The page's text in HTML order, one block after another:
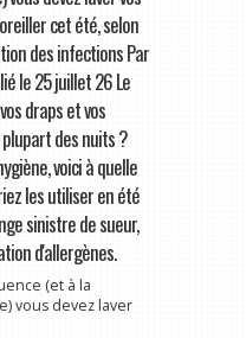
cet été, selon
des infections Par
le 25 juillet 26 Le
draps et vos
des nuits ?
voici à quelle
les utiliser en été
sinistre de sueur,
d'allergènes.
(et à la
vous devez laver